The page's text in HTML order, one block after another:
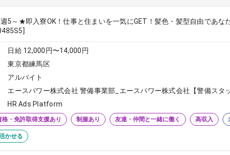
週5～★即入寮OK！仕事と住まいを一気にGET！髪色・髪型自由であな
日給 12,000円〜14,000円
東京都練馬区
アルバイト
エースパワー株式会社 警備事業部_エースパワー株式会社【警備スタ
HR Ads Platform
格・免許取得支援あり 制服あり 友達・仲間と一緒に働く 高収入
かせる